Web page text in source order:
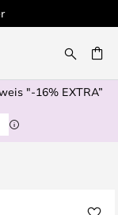
"-16% EXTRA”